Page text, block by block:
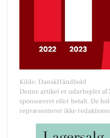
Kilde: DanskHåndbold
Denne artikel er udarbejdet
sponsoreret eller betalt. De
repræsenterer ikke